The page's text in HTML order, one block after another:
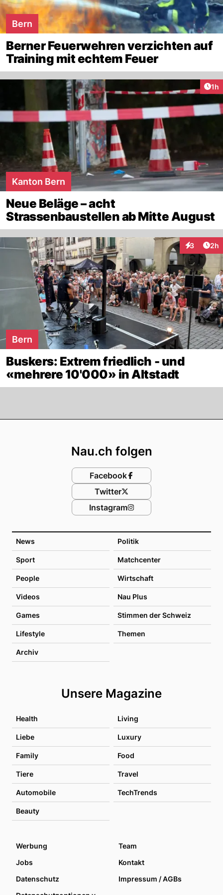
Bern
Berner Feuerwehren verzichten auf
Training mit echtem Feuer
1h
Kanton Bern
Neue Beläge – acht
Strassenbaustellen ab Mitte August
3 2h
Bern
Buskers: Extrem friedlich - und
«mehrere 10'000» in Altstadt
News Politik
Sport Matchcenter
People Wirtschaft
Videos Nau Plus
Games Stimmen der Schweiz
Lifestyle Themen
Archiv
Unsere Magazine
Health Living
Liebe Luxury
Family Food
Tiere Travel
Automobile TechTrends
Beauty
Nau.ch folgen
Facebook
Twitter
Instagram
Werbung
Team
Jobs
Kontakt
Datenschutz
Impressum / AGBs